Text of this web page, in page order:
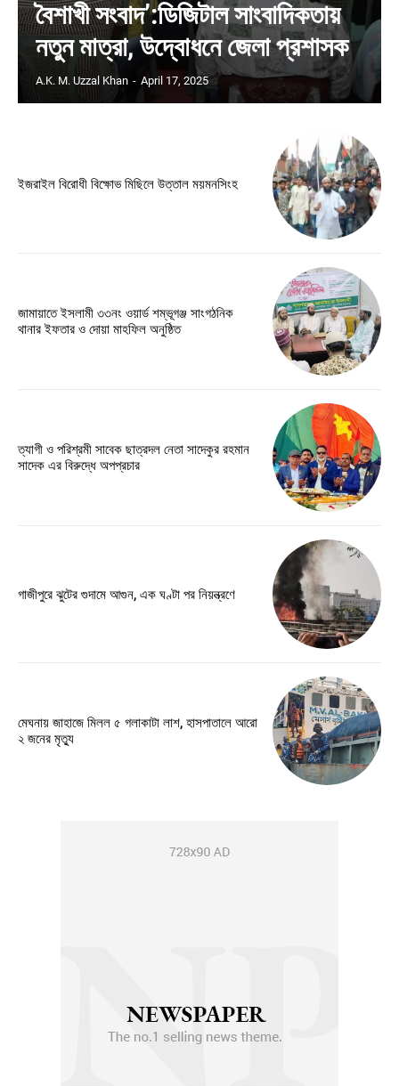
বৈশাখী সংবাদ’:ডিজিটাল সাংবাদিকতায়
নতুন মাত্রা, উদ্বোধনে জেলা প্রশাসক
A.K. M. Uzzal Khan - April 17, 2025
ইজরাইল বিরোধী বিক্ষোভ মিছিলে উত্তাল ময়মনসিংহ
জামায়াতে ইসলামী ৩৩নং ওয়ার্ড শম্ভূগঞ্জ সাংগঠনিক
থানার ইফতার ও দোয়া মাহফিল অনুষ্ঠিত
ত্যাগী ও পরিশ্রমী সাবেক ছাত্রদল নেতা সাদেকুর রহমান
সাদেক এর বিরুদ্ধে অপপ্রচার
গাজীপুরে ঝুটের গুদামে আগুন, এক ঘণ্টা পর নিয়ন্ত্রণে
মেঘনায় জাহাজে মিলল ৫ গলাকাটা লাশ, হাসপাতালে আরো
২ জনের মৃত্যু